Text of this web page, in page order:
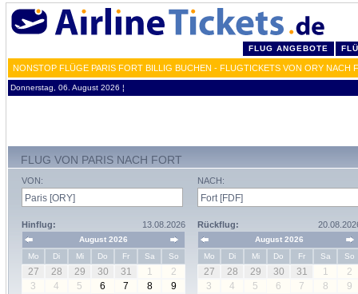
FLUG ANGEBOTE
NONSTOP FLÜGE PARIS FORT BILLIG BUCHEN - FLUGTICKETS VON ORY NACH
Donnerstag, 06. August 2026 ¦
FLUG VON PARIS NACH FORT
VON:
Hinflug: 13.08.2026
August 2026
Mo
Di Mi Do Fr Sa So
27 28 29 30 31 1
2
3
4 5 6 7 8
9
NACH:
Rückflug:
August 2026
Mo
Di Mi Do Fr Sa So
27 28 29 30 31 1
2
3
4 5 6 7 8
9